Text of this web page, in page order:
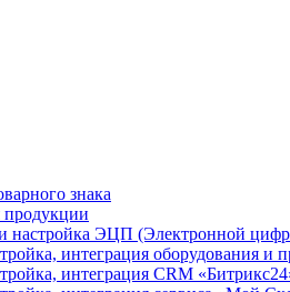
знака
настройка ЭЦП (Электронной
интеграция оборудования и
интеграция CRM